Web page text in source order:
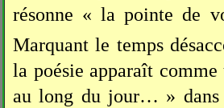
résonne « la pointe de
Marquant le temps
la poésie apparaît
au long du jour… »